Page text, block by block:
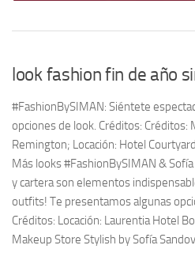
look fashion fin de año
#FashionBySIMAN: Siéntete
opciones de look. Créditos: Créditos:
Remington; Locación: Hotel
Más looks #FashionBySIMAN & Sofía
y cartera son elementos
outfits! Te presentamos algunas
Créditos: Locación: Laurentia Hotel
Makeup Store Stylish by Sofía